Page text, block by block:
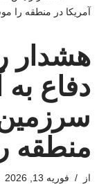
آمریکا در منطقه را
هشدار
دفاع
منطقه
از فوریه 13, 2026